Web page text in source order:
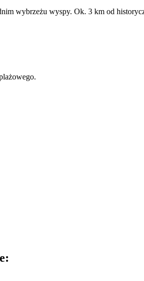
wybrzeżu wyspy. Ok. 3 km od